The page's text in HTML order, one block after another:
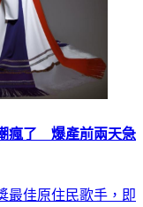
瘋了 爆產前兩天急
最佳原住民歌手，即